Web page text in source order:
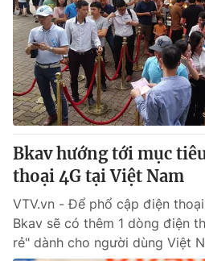
Bkav hướng tới mục
thoại 4G tại Việt Nam
VTV.vn - Để phổ cập điện
Bkav sẽ có thêm 1 dòng điện
rẻ" dành cho người dùng Việt